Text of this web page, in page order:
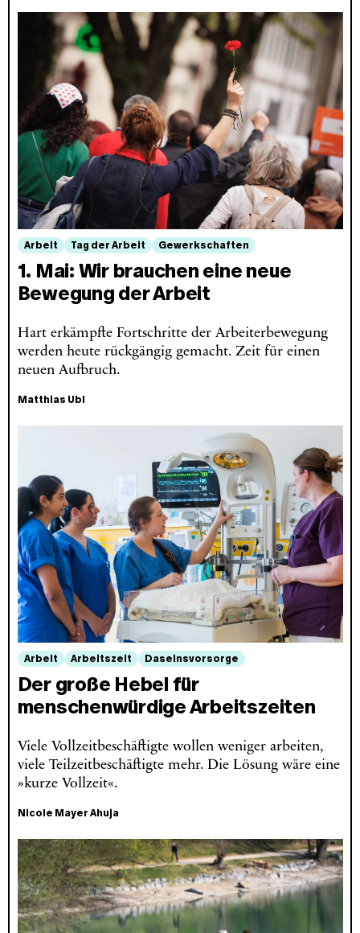
Arbeit Tag der Arbeit Gewerkschaften
1. Mai: Wir brauchen eine neue
Bewegung der Arbeit
Hart erkämpfte Fortschritte der Arbeiterbewegung
werden heute rückgängig gemacht. Zeit für einen
neuen Aufbruch.
Matthias Ubl
Arbeit Arbeitszeit Daseinsvorsorge
Der große Hebel für
menschenwürdige Arbeitszeiten
Viele Vollzeitbeschäftigte wollen weniger arbeiten,
viele Teilzeitbeschäftigte mehr. Die Lösung wäre eine
»kurze Vollzeit«.
Nicole Mayer Ahuja